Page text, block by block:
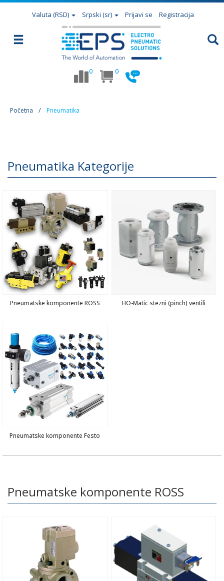
Valuta (RSD) Srpski (sr) Prijavi se Registracija
0 0
Početna Pneumatika
Pneumatika Kategorije
Pneumatske komponente ROSS HO-Matic stezni (pinch) ventili
Pneumatske komponente Festo
Pneumatske komponente ROSS